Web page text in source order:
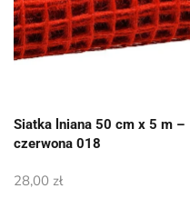
Siatka lniana 50 cm x 5 m –
czerwona 018
28,00 zł